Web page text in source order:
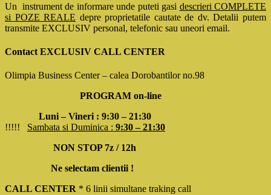
Un instrument de informare unde puteti gasi descrieri COMPLETE
si POZE REALE depre proprietatile cautate de dv. Detalii putem
transmite EXCLUSIV personal, telefonic sau uneori email.
Contact EXCLUSIV CALL CENTER
Olimpia Business Center – calea Dorobantilor no.98
PROGRAM on-line
Luni – Vineri : 9:30 – 21:30
!!!!! Sambata si Duminica : 9:30 – 21:30
NON STOP 7z / 12h
Ne selectam clientii !
CALL CENTER * 6 linii simultane traking call